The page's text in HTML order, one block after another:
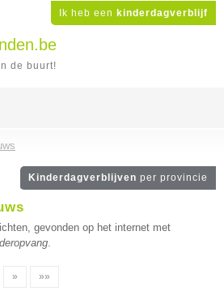
Ik heb een kinderdagverblijf
de buurt!
Kinderdagverblijven per provincie
gevonden op het internet met
.
» »»